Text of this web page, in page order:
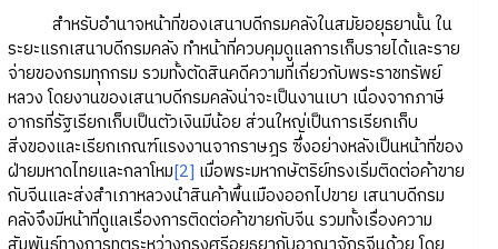
สำหรับอำนาจหน้าที่ของเสนาบดีกรมคลังในสมัยอยุธยานั้น ใน
ระยะแรกเสนาบดีกรมคลัง ทำหน้าที่ควบคุมดูแลการเก็บรายได้และราย
จ่ายของกรมทุกกรม รวมทั้งตัดสินคดีความที่เกี่ยวกับพระราชทรัพย์
หลวง โดยงานของเสนาบดีกรมคลังน่าจะเป็นงานเบา เนื่องจากภาษี
อากรที่รัฐเรียกเก็บเป็นตัวเงินมีน้อย ส่วนใหญ่เป็นการเรียกเก็บ
สิ่งของและเรียกเกณฑ์แรงงานจากราษฎร ซึ่งอย่างหลังเป็นหน้าที่ของ
ฝ่ายมหาดไทยและกลาโหม[2] เมื่อพระมหากษัตริย์ทรงเริ่มติดต่อค้าขาย
กับจีนและส่งสำเภาหลวงนำสินค้าพื้นเมืองออกไปขาย เสนาบดีกรม
คลังจึงมีหน้าที่ดูแลเรื่องการติดต่อค้าขายกับจีน รวมทั้งเรื่องความ